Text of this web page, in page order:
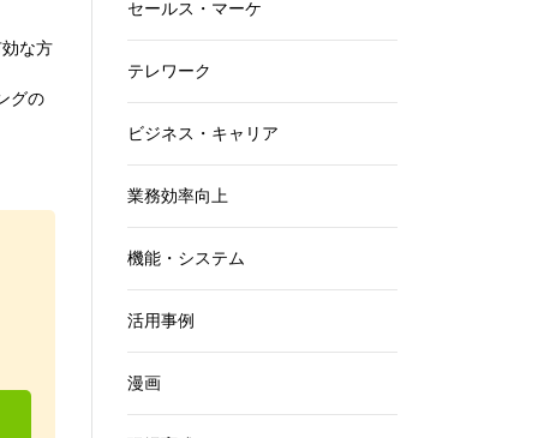
な方
グの
セールス・マーケ
テレワーク
ビジネス・キャリア
業務効率向上
機能・システム
活用事例
漫画